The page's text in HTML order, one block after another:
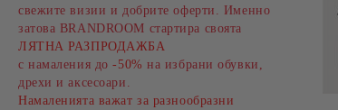
свежите визии и добрите оферти. Именно
затова BRANDROOM стартира своята
ЛЯТНА РАЗПРОДАЖБА
с намаления до -50% на избрани обувки,
дрехи и аксесоари.
Намаленията важат за разнообразни